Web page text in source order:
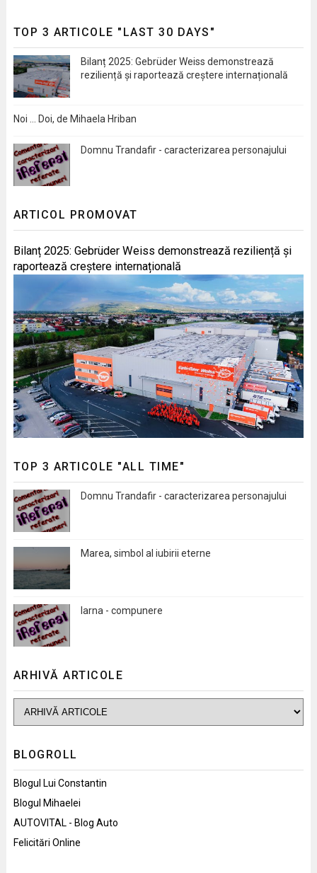
TOP 3 ARTICOLE "LAST 30 DAYS"
Bilanț 2025: Gebrüder Weiss demonstrează
reziliență și raportează creștere internațională
Noi … Doi, de Mihaela Hriban
Domnu Trandafir - caracterizarea personajului
ARTICOL PROMOVAT
Bilanț 2025: Gebrüder Weiss demonstrează reziliență și
raportează creștere internațională
TOP 3 ARTICOLE "ALL TIME"
Domnu Trandafir - caracterizarea personajului
Marea, simbol al iubirii eterne
Iarna - compunere
ARHIVĂ ARTICOLE
BLOGROLL
Blogul Lui Constantin
Blogul Mihaelei
AUTOVITAL - Blog Auto
Felicitări Online